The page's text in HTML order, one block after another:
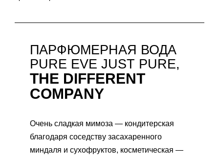
ПАРФЮМЕРНАЯ ВОДА
PURE EVE JUST PURE,
THE DIFFERENT
COMPANY
Очень сладкая мимоза — кондитерская
благодаря соседству засахаренного
миндаля и сухофруктов, косметическая —